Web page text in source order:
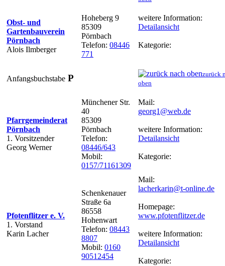
Obst- und
Gartenbauverein
Pörnbach
Alois Ilmberger
Hoheberg 9
85309
Pörnbach
Telefon: 08446
771
weitere Information:
Detailansicht
Kategorie:
Anfangsbuchstabe P
zurück
oben
Pfarrgemeinderat
Pörnbach
1. Vorsitzender
Georg Werner
Münchener Str.
40
85309
Pörnbach
Telefon:
08446/643
Mobil:
0157/71161309
Mail:
georg1@web.de
weitere Information:
Detailansicht
Kategorie:
Pfotenflitzer e. V.
1. Vorstand
Karin Lacher
Schenkenauer
Straße 6a
86558
Hohenwart
Telefon: 08443
8807
Mobil: 0160
90512454
Mail:
lacherkarin@t-online.de
Homepage:
www.pfotenflitzer.de
weitere Information:
Detailansicht
Kategorie: